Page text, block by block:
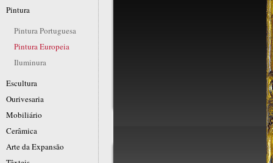
Pintura
Pintura Portuguesa
Pintura Europeia
Iluminura
Escultura
Ourivesaria
Mobiliário
Cerâmica
Arte da Expansão